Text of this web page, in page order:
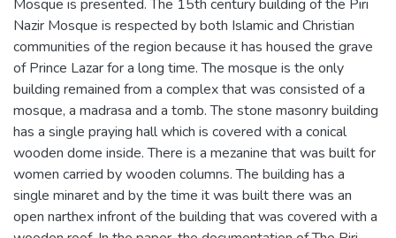
Mosque is presented. The 15th century building of the Piri
Nazir Mosque is respected by both Islamic and Christian
communities of the region because it has housed the grave
of Prince Lazar for a long time. The mosque is the only
building remained from a complex that was consisted of a
mosque, a madrasa and a tomb. The stone masonry building
has a single praying hall which is covered with a conical
wooden dome inside. There is a mezanine that was built for
women carried by wooden columns. The building has a
single minaret and by the time it was built there was an
open narthex infront of the building that was covered with a